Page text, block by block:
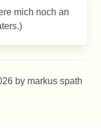
mich noch an
by markus spath